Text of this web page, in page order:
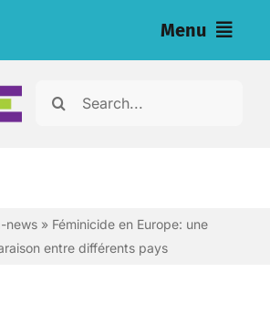
Menu
Search
news » Féminicide en Europe: une
entre différents pays